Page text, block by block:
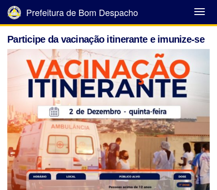
Abrir
Menu
Prefeitura de Bom Despacho
Participe da vacinação itinerante e imunize-se